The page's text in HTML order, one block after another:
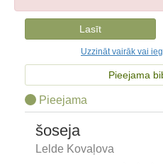
Lasīt
Uzzināt vairāk vai
Pieejama
Pieejama
šoseja
Lelde Kovaļova